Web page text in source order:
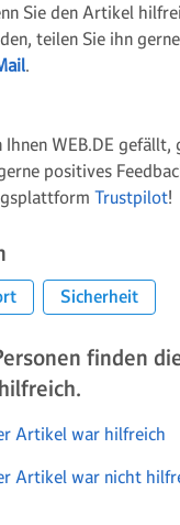
Sie den Artikel
teilen Sie ihn
.
Ihnen WEB.DE gefällt,
positives
Trustpilot!
Sicherheit
finden
Artikel war hilfreich
Artikel war nicht